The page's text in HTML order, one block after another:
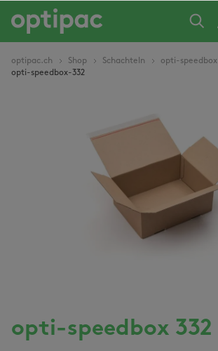
springen
optipac.ch Shop Schachteln
opti-speedbox
opti-speedbox-332
opti-speedbox 332